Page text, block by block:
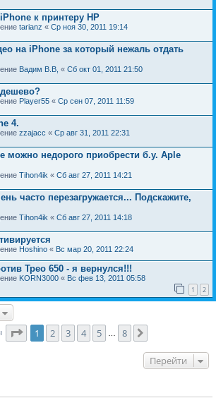
к принтеру НР
tarianz « Ср ноя 30, 2011 19:14
на iPhone за который нежаль отдать
Вадим В.В, « Сб окт 01, 2011 21:50
Player55 « Ср сен 07, 2011 11:59
4.
zzajacc « Ср авг 31, 2011 22:31
можно недорого приобрести б.у. Aple
Tihon4ik « Сб авг 27, 2011 14:21
часто перезагружается... Подскажите,
Tihon4ik « Сб авг 27, 2011 14:18
Hoshino « Вс мар 20, 2011 22:24
Трео 650 - я вернулся!!!
KORN3000 « Вс фев 13, 2011 05:58
1 2
Страница1 из
1 2 3 4 5 8
Перейти